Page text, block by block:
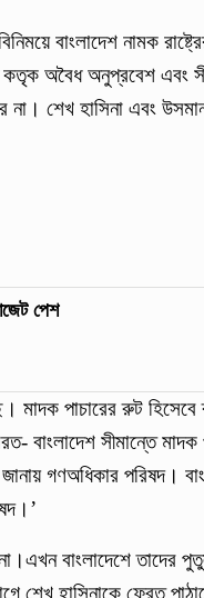
বাংলাদেশ নামক
কতৃক অবৈধ অনুপ্রবেশ এবং
শেখ হাসিনা এবং উসমান
পেশ
মাদক পাচারের রুট হিসেবে
বাংলাদেশ সীমান্তে মাদক
গণঅধিকার পরিষদ।
বাংলাদেশে তাদের
শেখ হাসিনাকে ফেরত